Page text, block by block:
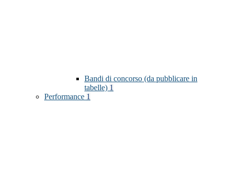
Bandi di concorso (da pubblicare in
tabelle) 1
Performance 1